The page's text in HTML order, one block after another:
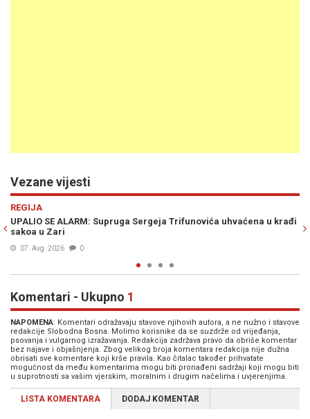
Vezane vijesti
u krađi
REGIJA
SERGEJ TRIFUNOVIĆ O NOVAKU ĐOKOVIĆU: "Pomislio sam da
podržao borbu svog naroda protiv tiranije…"
16. Dec. 2024
Komentari - Ukupno 1
NAPOMENA: Komentari odražavaju stavove njihovih autora, a ne nužno i stavove
redakcije Slobodna Bosna. Molimo korisnike da se suzdrže od vrijeđanja,
psovanja i vulgarnog izražavanja. Redakcija zadržava pravo da obriše komentar
bez najave i objašnjenja. Zbog velikog broja komentara redakcija nije dužna
obrisati sve komentare koji krše pravila. Kao čitalac također prihvatate
mogućnost da među komentarima mogu biti pronađeni sadržaji koji mogu biti
u suprotnosti sa vašim vjerskim, moralnim i drugim načelima i uvjerenjima.
LISTA KOMENTARA DODAJ KOMENTAR